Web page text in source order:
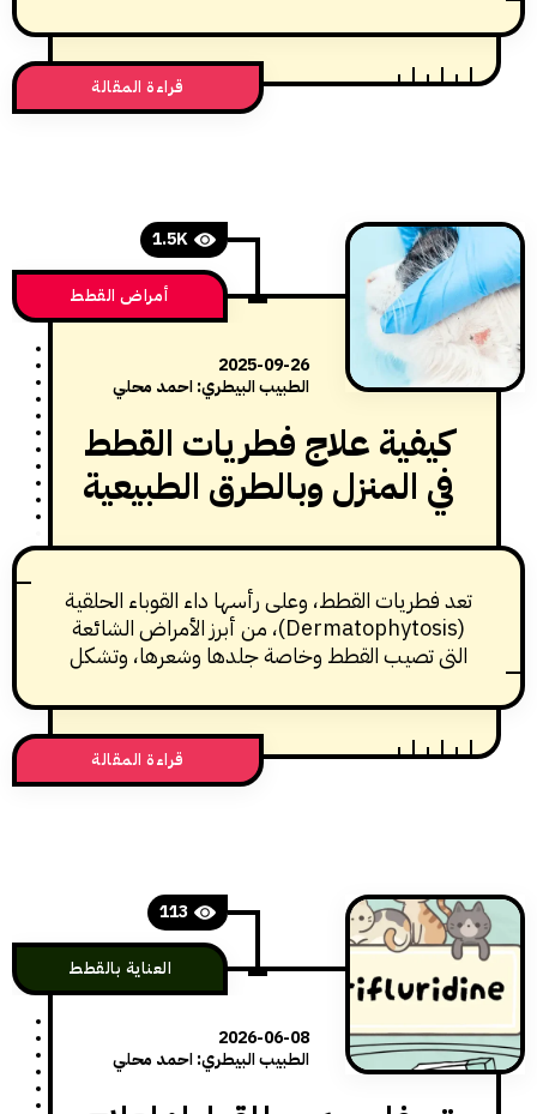
قراءة المقالة
1.5K
أمراض القطط
2025-09-26
الطبيب البيطري: احمد محلي
علاج فطريات القطط
المنزل وبالطرق الطبيعية
القطط، وعلى رأسها داء القوباء الحلقية
(Dermatophytosis)، من أبرز الأمراض الشائعة
تصيب القطط وخاصة جلدها وشعرها، وتشكل
لصحة هذا الحيوان الأليف وأصحاب القطط
حد سواء، نظرًا لطبيعتها المعدية وقدرتها على
بين الحيوانات وحتى انتقالها الى الإنسان.
علاج هذه الفطريات يسهم بالدرجة الأولى في
المحافظة على مظهر القطة وجودة فرائها،
قراءة المقالة
113
العناية بالقطط
2026-06-08
الطبيب البيطري: احمد محلي